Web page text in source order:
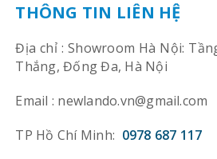
THÔNG TIN LIÊN HỆ
Địa chỉ : Showroom Hà Nội:
Thắng, Đống Đa, Hà Nội
Email : newlando.vn@gmail.com
TP Hồ Chí Minh: 0978 687 117